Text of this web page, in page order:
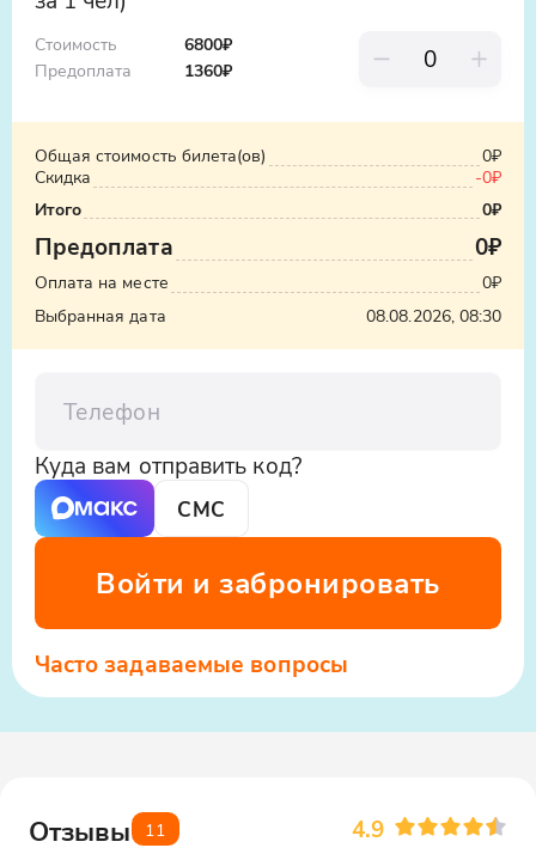
Стоимость
Предоплата
6800₽
1360₽
Общая стоимость билета(ов)
0₽
Скидка
-0₽
Итого
0₽
Предоплата 0₽
Оплата на месте
0₽
Выбранная дата
08.08.2026, 08:30
Куда вам отправить код?
СМС
Войти и забронировать
Часто задаваемые вопросы
Отзывы 11 4.9